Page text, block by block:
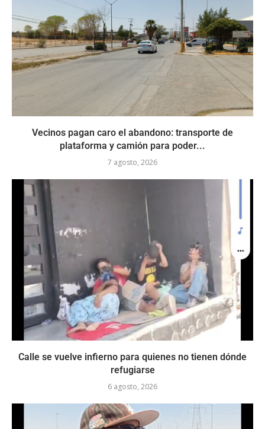
Vecinos pagan caro el abandono: transporte de
plataforma y camión para poder...
7 agosto, 2026
Calle se vuelve infierno para quienes no tienen dónde
refugiarse
6 agosto, 2026